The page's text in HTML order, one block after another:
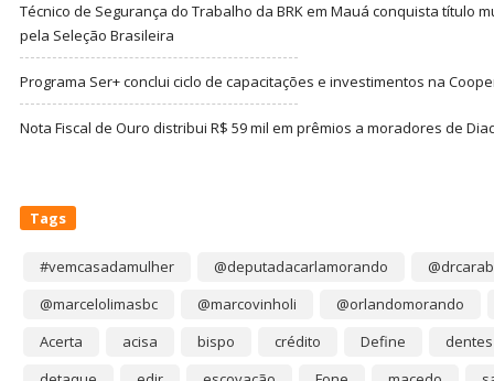
Técnico de Segurança do Trabalho da BRK em Mauá conquista título
pela Seleção Brasileira
Programa Ser+ conclui ciclo de capacitações e investimentos na
Nota Fiscal de Ouro distribui R$ 59 mil em prêmios a moradores de
Tags
#vemcasadamulher @deputadacarlamorando
@marcelolimasbc
@marcovinholi
@orlandomorando
Acerta
acisa bispo crédito Define
dentes